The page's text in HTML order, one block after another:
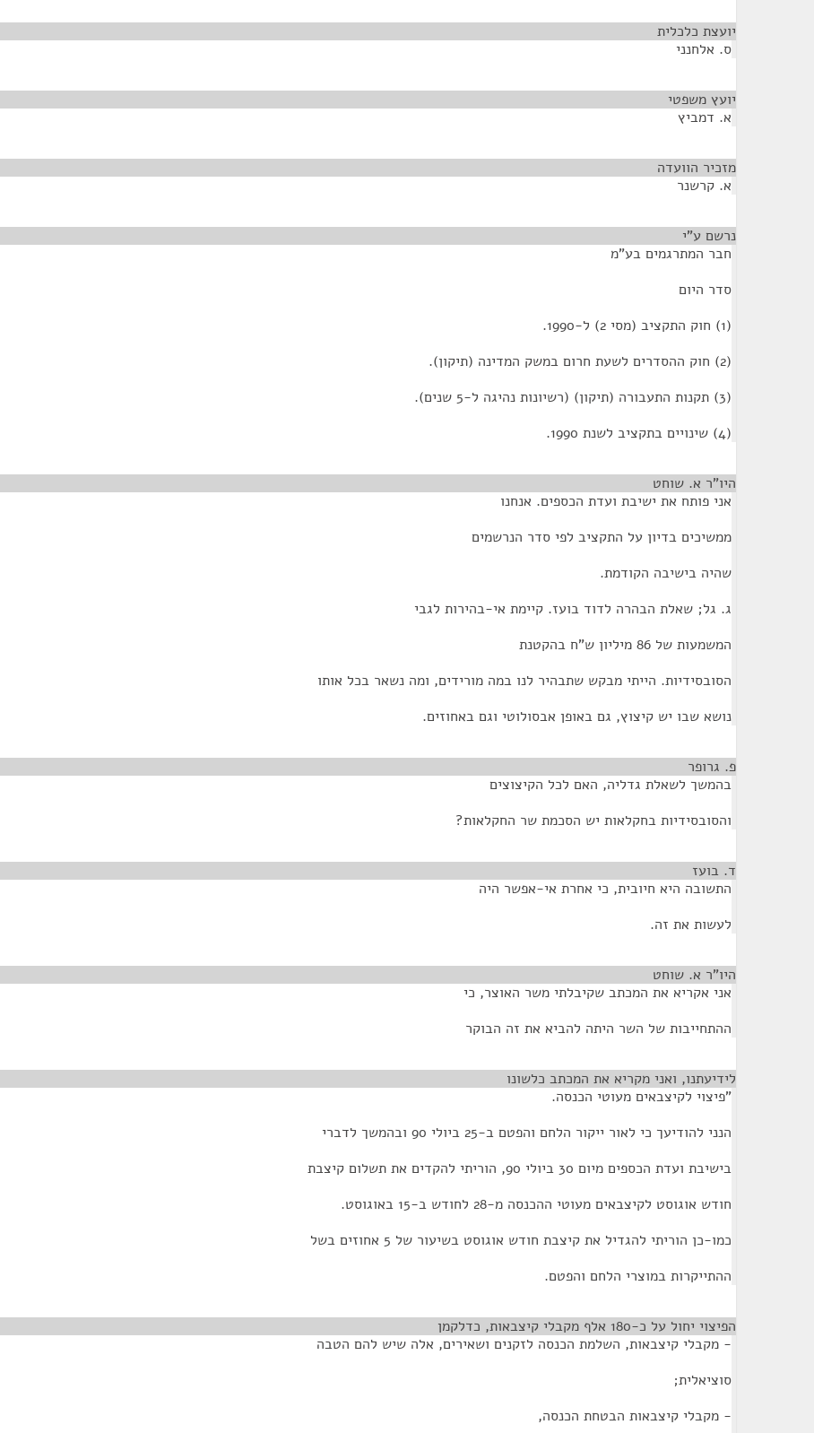
יועצת כלכלית
ס. אלחנני
יועץ משפטי
א. דמביץ
מזכיר הוועדה
א. קרשנר
נרשם ע"י
חבר המתרגמים בע"מ
סדר היום
(1) חוק התקציב (מסי 2) ל-1990.
(2) חוק ההסדרים לשעת חרום במשק המדינה (תיקון).
(3) תקנות התעבורה (תיקון) (רשיונות נהיגה ל-5 שנים).
(4) שינויים בתקציב לשנת 1990.
היו"ר א. שוחט
אני פותח את ישיבת ועדת הכספים. אנחנו
ממשיכים בדיון על התקציב לפי סדר הנרשמים
שהיה בישיבה הקודמת.
ג. גל; שאלת הבהרה לדוד בועז. קיימת אי-בהירות לגבי
המשמעות של 86 מיליון ש"ח בהקטנת
הסובסידיות. הייתי מבקש שתבהיר לנו במה מורידים, ומה נשאר בכל אותו
נושא שבו יש קיצוץ, גם באופן אבסולוטי וגם באחוזים.
פ. גרופר
בהמשך לשאלת גדליה, האם לכל הקיצוצים
והסובסידיות בחקלאות יש הסכמת שר החקלאות?
ד. בועז
התשובה היא חיובית, כי אחרת אי-אפשר היה
לעשות את זה.
היו"ר א. שוחט
אני אקריא את המכתב שקיבלתי משר האוצר, כי
ההתחייבות של השר היתה להביא את זה הבוקר
לידיעתנו, ואני מקריא את המכתב כלשונו
"פיצוי לקיצבאים מעוטי הכנסה.
הנני להודיעך כי לאור ייקור הלחם והפטם ב-25 ביולי 90 ובהמשך לדברי
בישיבת ועדת הכספים מיום 30 ביולי 90, הוריתי להקדים את תשלום קיצבת
חודש אוגוסט לקיצבאים מעוטי ההכנסה מ-28 לחודש ב-15 באוגוסט.
כמו-כן הוריתי להגדיל את קיצבת חודש אוגוסט בשיעור של 5 אחוזים בשל
ההתייקרות במוצרי הלחם והפטם.
הפיצוי יחול על כ-180 אלף מקבלי קיצבאות, כדלקמן
- מקבלי קיצבאות, השלמת הכנסה לזקנים ושאירים, אלה שיש להם הטבה
סוציאלית;
- מקבלי קיצבאות הבטחת הכנסה,